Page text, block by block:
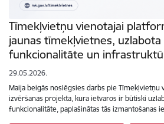
Tīmekļvietņu vienotajai
jaunas tīmekļvietnes,
funkcionalitāte un
29.05.2026.
Maija beigās noslēgsies darbs pie Tīmekļvietņu
izvēršanas projekta, kura ietvaros ir būtiski
funkcionalitāte, paplašinātas tās izmantošanas